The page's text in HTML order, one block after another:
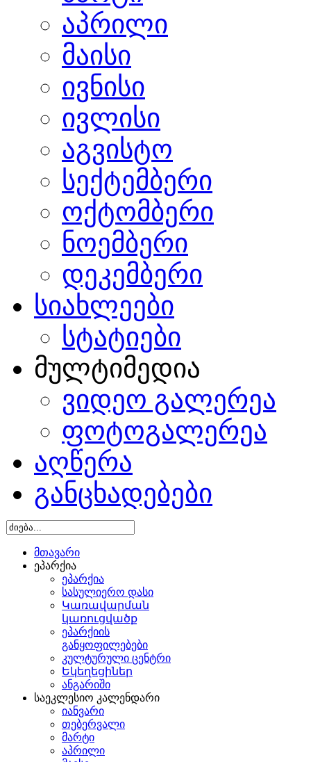
აპრილი
მაისი
ივნისი
ივლისი
აგვისტო
სექტემბერი
ოქტომბერი
ნოემბერი
დეკემბერი
სიახლეები
სტატიები
მულტიმედია
ვიდეო გალერეა
ფოტოგალერეა
აღწერა
განცხადებები
მთავარი
ეპარქია
ეპარქია
სასულიერო დასი
Կառավարման
կառուցվածք
ეპარქიის
განყოფილებები
კულტურული ცენტრი
Եկեղեցիներ
ანგარიში
საეკლესიო კალენდარი
იანვარი
თებერვალი
მარტი
აპრილი